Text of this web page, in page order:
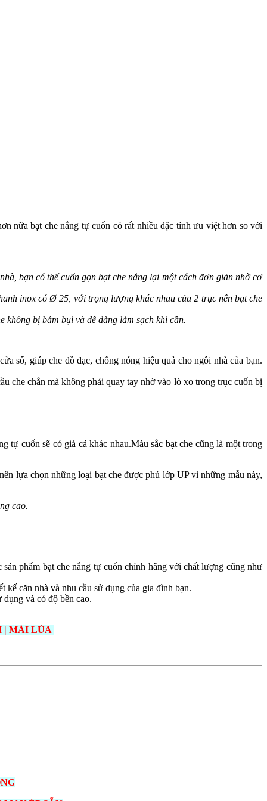
nữa bạt che nắng tự cuốn có rất nhiều đặc tính ưu việt hơn so với
bạn có thể cuốn gọn bạt che nắng lại một cách đơn giản nhờ cơ
inox có Ø 25, với trọng lượng khác nhau của 2 trục nên bạt che
không bị bám bụi và dễ dàng làm sạch khi cần.
sổ, giúp che đồ đạc, chống nóng hiệu quả cho ngôi nhà của bạn.
che chắn mà không phải quay tay nhờ vào lò xo trong trục cuốn bị
sẽ có giá cả khác nhau.Màu sắc bạt che cũng là một trong
lựa chọn những loại bạt che được phủ lớp UP vì những mẫu này,
cao.
phẩm bạt che nắng tự cuốn chính hãng với chất lượng cũng như
căn nhà và nhu cầu sử dụng của gia đình bạn.
và có độ bền cao.
| MÁI LÙA